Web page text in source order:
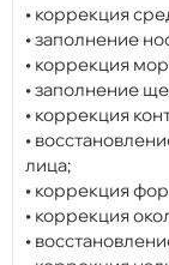
• коррекция
• заполнение
• коррекция
• заполнение
• коррекция
•
лица;
• коррекция
• коррекция
•